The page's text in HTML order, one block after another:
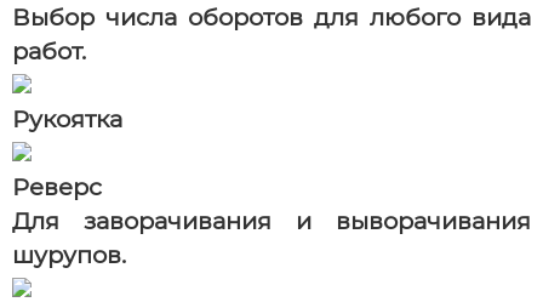
Выбор числа оборотов для любого вида
работ.
Рукоятка
Реверс
Для заворачивания и выворачивания
шурупов.